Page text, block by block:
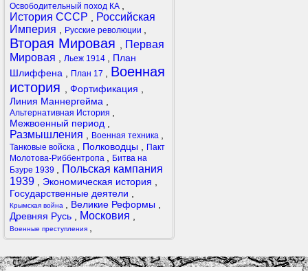
Освободительный поход КА
История СССР
Российская
Империя
Русские революции
Вторая Мировая
Первая
Мировая
Льеж 1914
План
Шлиффена
План 17
Военная
история
Фортификация
Линия Маннергейма
Альтернативная История
Межвоенный период
Размышления Военная техника
Танковые войска Полководцы
Пакт
Молотова-Риббентропа
Битва на
Бзуре 1939
Польская кампания
1939
Экономическая история
Государственные деятели
Крымская война Великие Реформы
Древняя Русь
Московия
Военные преступления